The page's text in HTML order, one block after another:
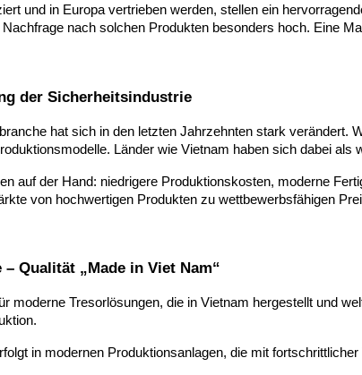
und in Europa vertrieben werden, stellen ein
nach solchen Produkten besonders hoch. Eine
der Sicherheitsindustrie
hat sich in den letzten Jahrzehnten stark verändert.
Länder wie Vietnam haben sich dabei als
auf der Hand: niedrigere Produktionskosten, moderne
von hochwertigen Produkten zu wettbewerbsfähigen
– Qualität „Made in Viet Nam“
moderne Tresorlösungen, die in Vietnam hergestellt und
in modernen Produktionsanlagen, die mit